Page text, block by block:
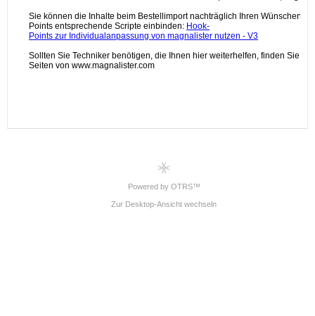
Powered by OTRS™
Zur Desktop-Ansicht wechseln